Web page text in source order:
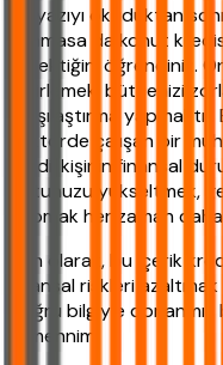
Bu yazıyı okuduktan
sunmasa da konut
gerektiğini öğrendiniz.
belirlemek, bütçenizi
karşılaştırma
sektörde çalışan bir
kredi, kişinin finansal
notunuzu yükseltmek,
yapmak her zaman
Son olarak, bu içerik
finansal riskleri
doğru bilgiyle
temennim.